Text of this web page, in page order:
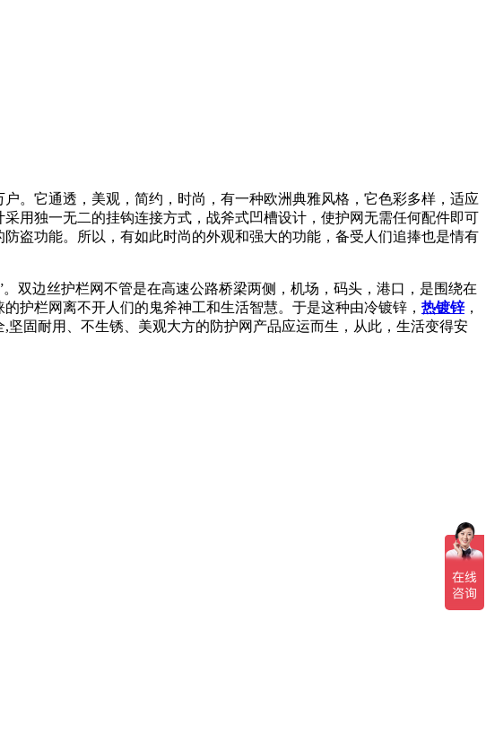
。它通透，美观，简约，时尚，有一种欧洲典雅风格，它色彩多样，适应
用独一无二的挂钩连接方式，战斧式凹槽设计，使护网无需任何配件即可
盗功能。所以，有如此时尚的外观和强大的功能，备受人们追捧也是情有
双边丝护栏网不管是在高速公路桥梁两侧，机场，码头，港口，是围绕在
护栏网离不开人们的鬼斧神工和生活智慧。于是这种由冷镀锌， 热镀锌，
固耐用、不生锈、美观大方的防护网产品应运而生，从此，生活变得安